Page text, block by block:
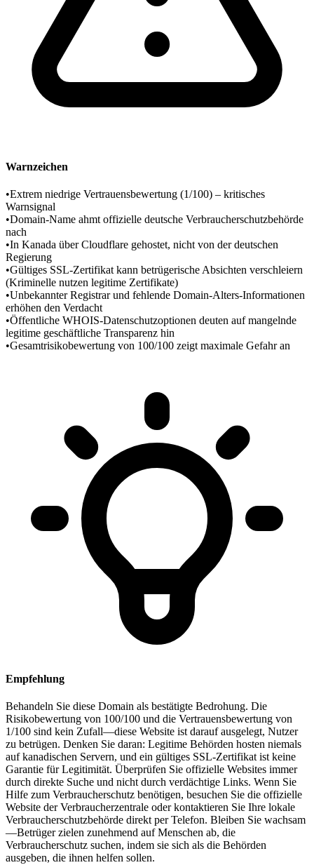
Warnzeichen
•Extrem niedrige Vertrauensbewertung (1/100) – kritisches
Warnsignal
•Domain-Name ahmt offizielle deutsche Verbraucherschutzbehörde
nach
•In Kanada über Cloudflare gehostet, nicht von der deutschen
Regierung
•Gültiges SSL-Zertifikat kann betrügerische Absichten verschleiern
(Kriminelle nutzen legitime Zertifikate)
•Unbekannter Registrar und fehlende Domain-Alters-Informationen
erhöhen den Verdacht
•Öffentliche WHOIS-Datenschutzoptionen deuten auf mangelnde
legitime geschäftliche Transparenz hin
•Gesamtrisikobewertung von 100/100 zeigt maximale Gefahr an
Empfehlung
Behandeln Sie diese Domain als bestätigte Bedrohung. Die
Risikobewertung von 100/100 und die Vertrauensbewertung von
1/100 sind kein Zufall—diese Website ist darauf ausgelegt, Nutzer
zu betrügen. Denken Sie daran: Legitime Behörden hosten niemals
auf kanadischen Servern, und ein gültiges SSL-Zertifikat ist keine
Garantie für Legitimität. Überprüfen Sie offizielle Websites immer
durch direkte Suche und nicht durch verdächtige Links. Wenn Sie
Hilfe zum Verbraucherschutz benötigen, besuchen Sie die offizielle
Website der Verbraucherzentrale oder kontaktieren Sie Ihre lokale
Verbraucherschutzbehörde direkt per Telefon. Bleiben Sie wachsam
—Betrüger zielen zunehmend auf Menschen ab, die
Verbraucherschutz suchen, indem sie sich als die Behörden
ausgeben, die ihnen helfen sollen.